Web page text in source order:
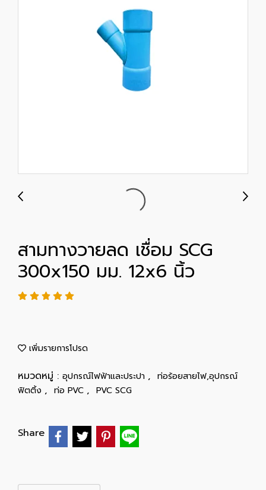
สามทางวายลด เชื่อม SCG
300x150 มม. 12x6 นิ้ว
เพิ่มรายการโปรด
หมวดหมู่ : อุปกรณ์ไฟฟ้าและประปา , ท่อร้อยสายไฟ,อุปกรณ์
ฟิตติ้ง , ท่อ PVC , PVC SCG
Share